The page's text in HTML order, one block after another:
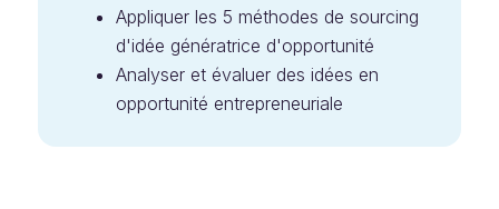
Appliquer les 5 méthodes de sourcing
d'idée génératrice d'opportunité
Analyser et évaluer des idées en
opportunité entrepreneuriale